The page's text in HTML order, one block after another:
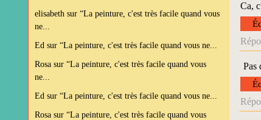
elisabeth sur “La peinture, c'est très facile quand vous
ne...
Ed sur “La peinture, c'est très facile quand vous ne...
Rosa sur “La peinture, c'est très facile quand vous
ne...
Ed sur “La peinture, c'est très facile quand vous ne...
Rosa sur “La peinture, c'est très facile quand vous
Ca,
Pas